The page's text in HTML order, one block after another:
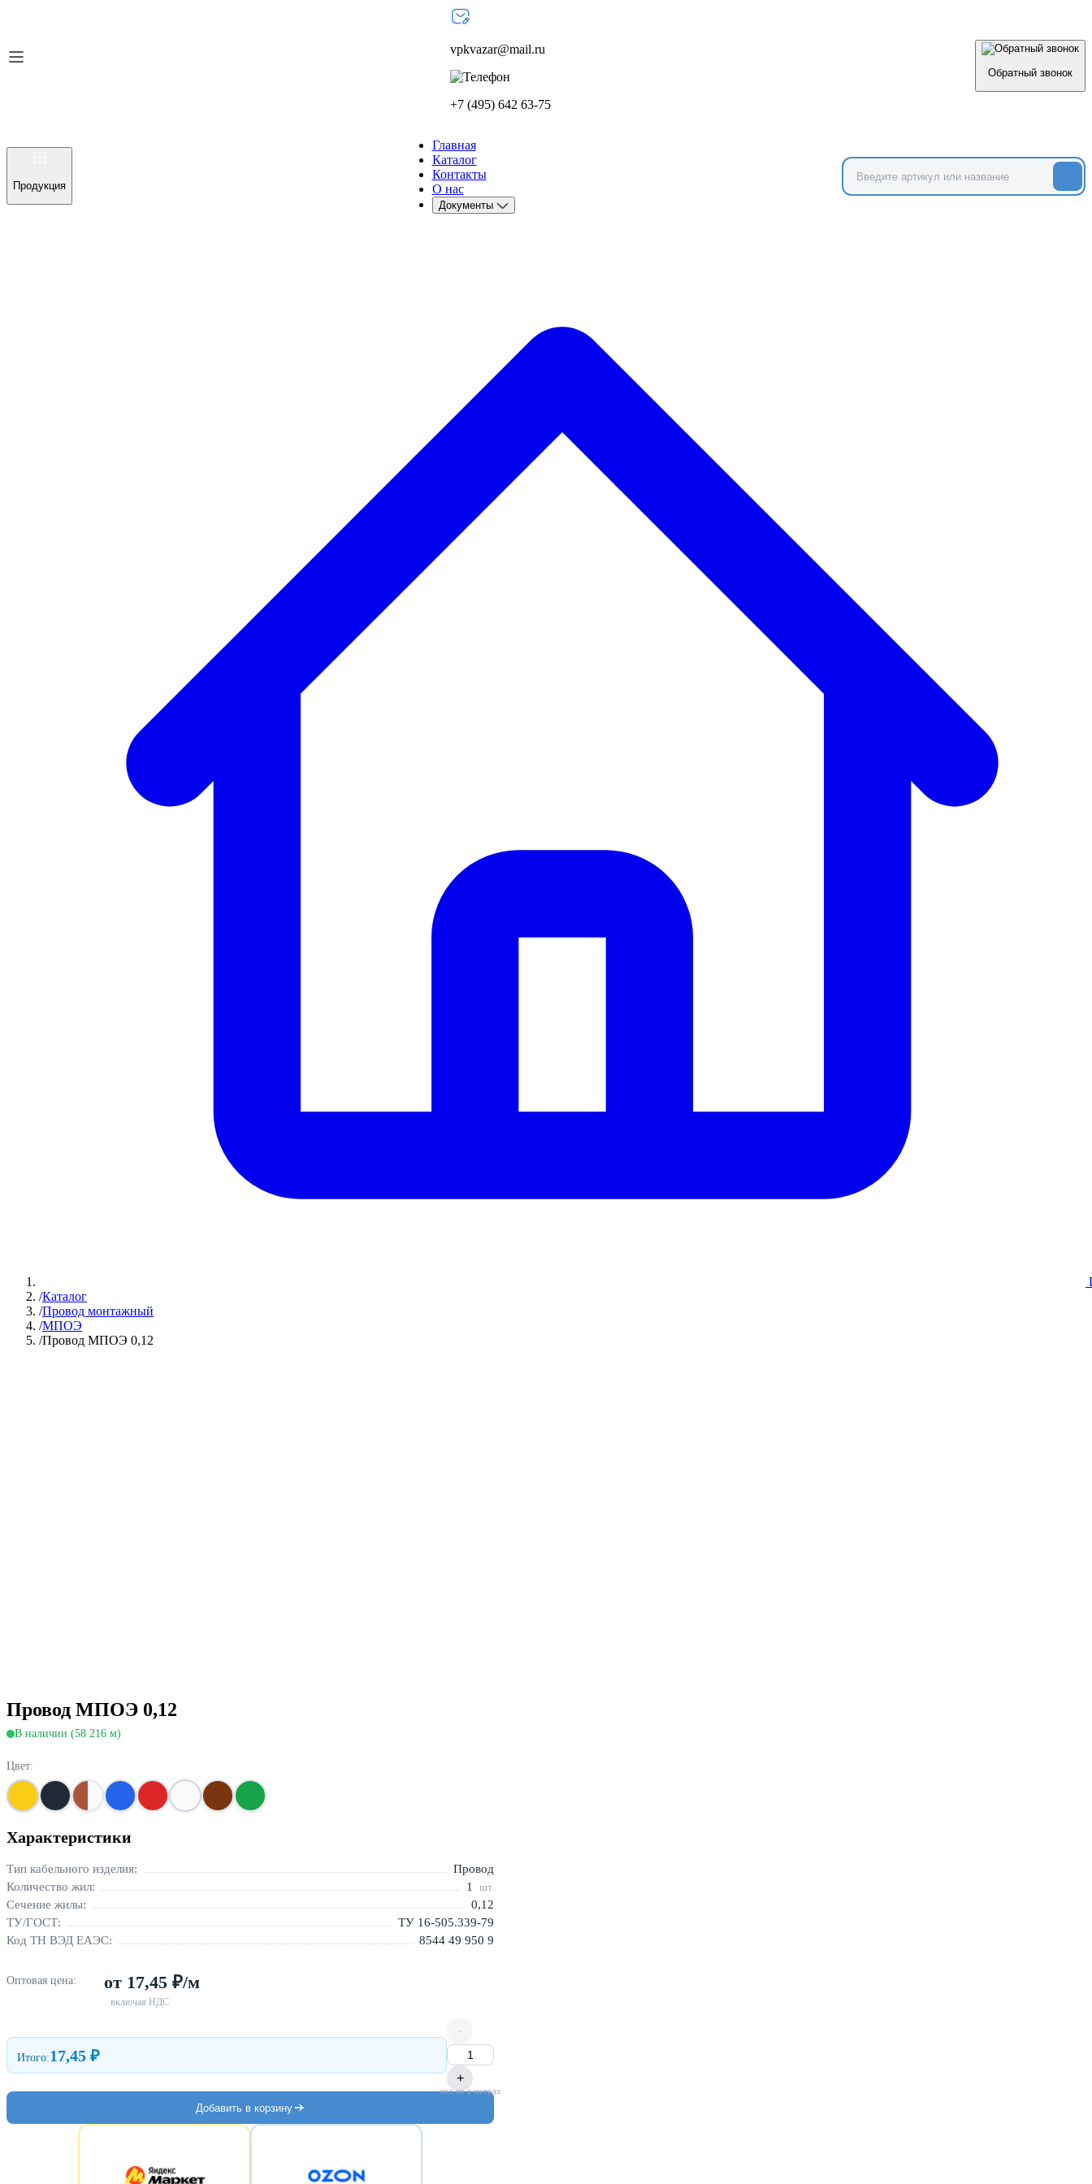
vpkvazar@mail.ru
+7 (495) 642 63-75
Обратный звонок
Продукция
Главная
Каталог
Контакты
О нас
Документы
/Каталог
/Провод монтажный
/МПОЭ
/Провод МПОЭ 0,12
Провод МПОЭ 0,12
В наличии (58 216 м)
Цвет:
Характеристики
Тип кабельного изделия:
Провод
Количество жил:
1 шт.
Сечение жилы:
0,12
ТУ/ГОСТ:
ТУ 16-505.339-79
Код ТН ВЭД ЕАЭС:
8544 49 950 9
Оптовая цена: от 17,45 ₽/м
включая НДС
Итого:17,45 ₽
-
+
кол-во в метрах
Добавить в корзину